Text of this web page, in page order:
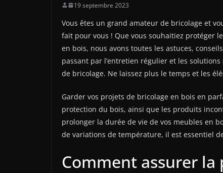
19 septembre 2023
Vous êtes un grand amateur de bricolage et
fait pour vous ! Que vous souhaitiez protéger
en bois, nous avons toutes les astuces,
passant par l’entretien régulier et les
de bricolage. Ne laissez plus le temps et les
Garder vos projets de bricolage en bois en
protection du bois, ainsi que les produits
prolonger la durée de vie de vos meubles en
de variations de température, il est essentiel
Comment assurer